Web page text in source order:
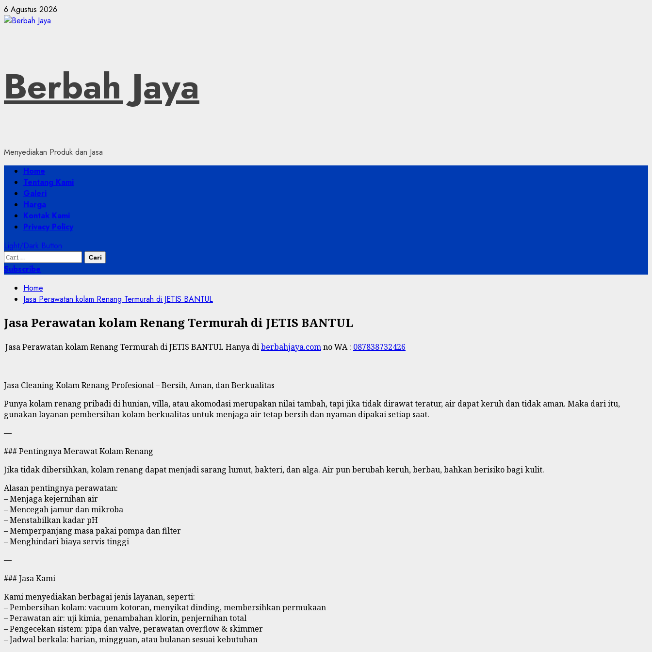
Skip
to
6 Agustus 2026
Berbah Jaya
Menyediakan Produk dan Jasa
Primary
Menu
Home
Tentang Kami
Galeri
Harga
Kontak Kami
Privacy Policy
Light/Dark Button
Cari
untuk:
Subscribe
Home
Jasa Perawatan kolam Renang Termurah di JETIS BANTUL
Jasa Perawatan kolam Renang Termurah di JETIS BANTUL
Jasa Perawatan kolam Renang Termurah di JETIS BANTUL Hanya diberbahjaya.comno WA : 087838732426
Jasa Cleaning Kolam Renang Profesional – Bersih, Aman, dan Berkualitas
Punya kolam renang pribadi di hunian, villa, atau akomodasi merupakan nilai tambah, tapi jika tidak dirawat teratur, air dapat keruh dan tidak aman. Maka dari itu,
gunakan layanan pembersihan kolam berkualitas untuk menjaga air tetap bersih dan nyaman dipakai setiap saat.
—
### Pentingnya Merawat Kolam Renang
Jika tidak dibersihkan, kolam renang dapat menjadi sarang lumut, bakteri, dan alga. Air pun berubah keruh, berbau, bahkan berisiko bagi kulit.
Alasan pentingnya perawatan:
– Menjaga kejernihan air
– Mencegah jamur dan mikroba
– Menstabilkan kadar pH
– Memperpanjang masa pakai pompa dan filter
– Menghindari biaya servis tinggi
—
### Jasa Kami
Kami menyediakan berbagai jenis layanan, seperti:
– Pembersihan kolam: vacuum kotoran, menyikat dinding, membersihkan permukaan
– Perawatan air: uji kimia, penambahan klorin, penjernihan total
– Pengecekan sistem: pipa dan valve, perawatan overflow & skimmer
– Jadwal berkala: harian, mingguan, atau bulanan sesuai kebutuhan